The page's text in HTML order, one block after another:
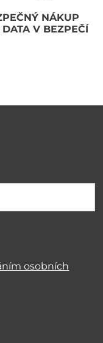
NÁKUP
DATA V BEZPEČÍ
osobních